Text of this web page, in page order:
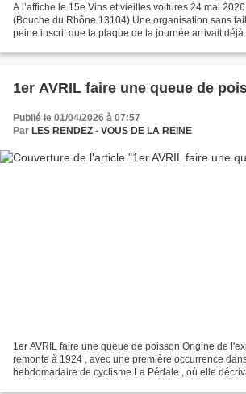
A l’affiche le 15e Vins et vieilles voitures 24 mai
(Bouche du Rhône 13104) Une organisation sans
peine inscrit que la plaque de la journée arrivait
1er AVRIL faire une queue de
Publié le 01/04/2026 à 07:57
Par LES RENDEZ - VOUS DE LA REINE
1er AVRIL faire une queue de poisson Origine de
remonte à 1924 , avec une première occurrence
hebdomadaire de cyclisme La Pédale , où elle